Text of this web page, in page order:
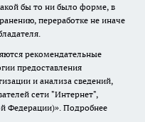
бы то ни было форме, в
переработке не иначе
рекомендательные
предоставления
и анализа сведений,
сети "Интернет",
Федерации)». Подробнее